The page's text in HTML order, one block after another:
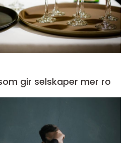
gir selskaper mer ro